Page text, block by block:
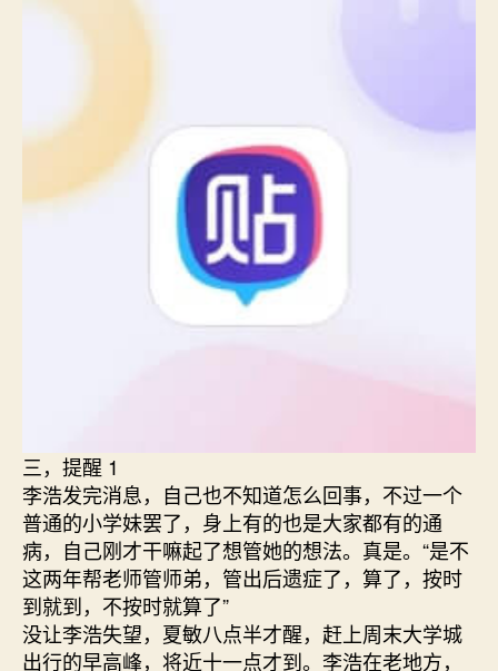
三，提醒 1
李浩发完消息，自己也不知道怎么回事，不过一个
普通的小学妹罢了，身上有的也是大家都有的通
病，自己刚才干嘛起了想管她的想法。真是。“是不
这两年帮老师管师弟，管出后遗症了，算了，按时
到就到，不按时就算了”
没让李浩失望，夏敏八点半才醒，赶上周末大学城
出行的早高峰，将近十一点才到。李浩在老地方，